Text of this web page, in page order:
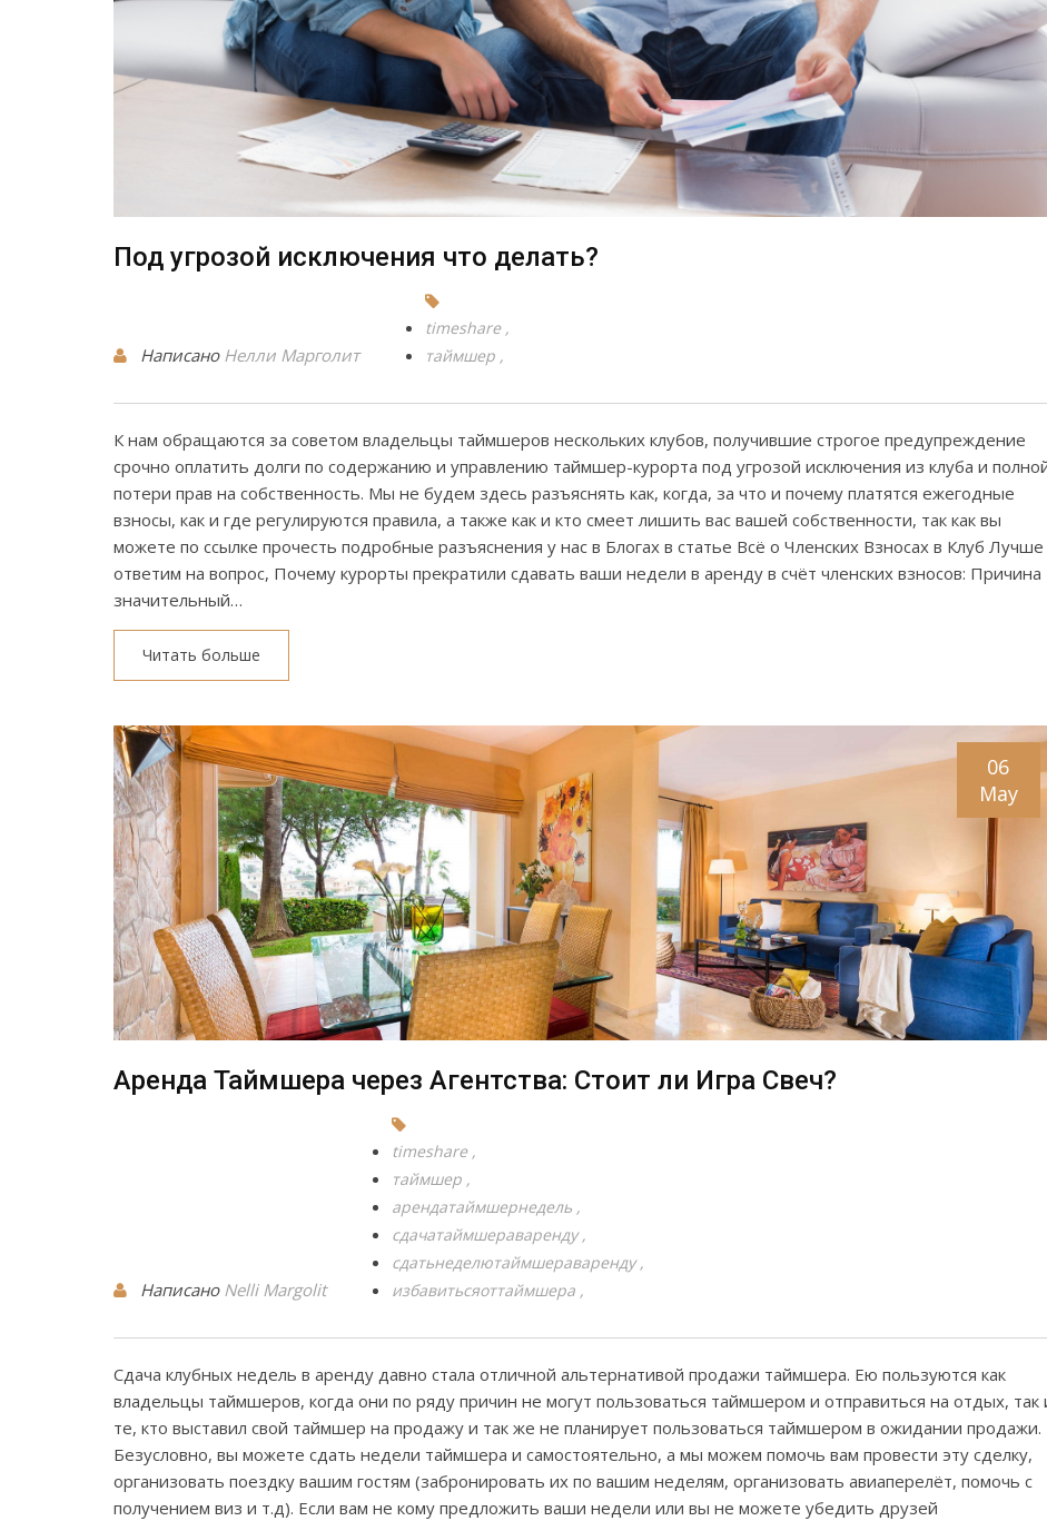
Под угрозой исключения что делать?
Написано Нелли Марголит
timeshare
таймшер
К нам обращаются за советом владельцы таймшеров нескольких клубов, получившие строгое предупреждение
срочно оплатить долги по содержанию и управлению таймшер-курорта под угрозой исключения из клуба и
потери прав на собственность. Мы не будем здесь разъяснять как, когда, за что и почему платятся ежегодные
взносы, как и где регулируются правила, а также как и кто смеет лишить вас вашей собственности, так как вы
можете по ссылке прочесть подробные разъяснения у нас в Блогах в статье Всё о Членских Взносах в Клуб Лучше
ответим на вопрос, Почему курорты прекратили сдавать ваши недели в аренду в счёт членских взносов: Причина
значительный…
Читать больше
06
May
Аренда Таймшера через Агентства: Стоит ли Игра Свеч?
Написано Nelli Margolit
timeshare
таймшер
арендатаймшернедель
сдачатаймшераваренду
сдатьнеделютаймшераваренду
избавитьсяоттаймшера
Сдача клубных недель в аренду давно стала отличной альтернативой продажи таймшера. Ею пользуются как
владельцы таймшеров, когда они по ряду причин не могут пользоваться таймшером и отправиться на отдых, так
те, кто выставил свой таймшер на продажу и так же не планирует пользоваться таймшером в ожидании продажи.
Безусловно, вы можете сдать недели таймшера и самостоятельно, а мы можем помочь вам провести эту сделку,
организовать поездку вашим гостям (забронировать их по вашим неделям, организовать авиаперелёт, помочь с
получением виз и т.д). Если вам не кому предложить ваши недели или вы не можете убедить друзей